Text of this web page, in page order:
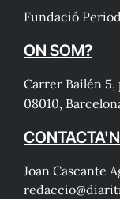
Fundació
ON SOM?
Carrer Bailén
08010,
Joan Cascante